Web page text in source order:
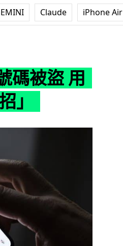
Claude iPhone Air
碼被盜 用
」